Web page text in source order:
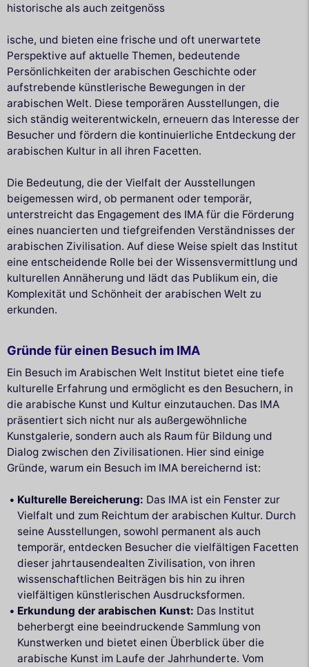
historische als auch zeitgenöss
ische, und bieten eine frische und oft unerwartete
Perspektive auf aktuelle Themen, bedeutende
Persönlichkeiten der arabischen Geschichte oder
aufstrebende künstlerische Bewegungen in der
arabischen Welt. Diese temporären Ausstellungen, die
sich ständig weiterentwickeln, erneuern das Interesse der
Besucher und fördern die kontinuierliche Entdeckung der
arabischen Kultur in all ihren Facetten.
Die Bedeutung, die der Vielfalt der Ausstellungen
beigemessen wird, ob permanent oder temporär,
unterstreicht das Engagement des IMA für die Förderung
eines nuancierten und tiefgreifenden Verständnisses der
arabischen Zivilisation. Auf diese Weise spielt das Institut
eine entscheidende Rolle bei der Wissensvermittlung und
kulturellen Annäherung und lädt das Publikum ein, die
Komplexität und Schönheit der arabischen Welt zu
erkunden.
Gründe für einen Besuch im IMA
Ein Besuch im Arabischen Welt Institut bietet eine tiefe
kulturelle Erfahrung und ermöglicht es den Besuchern, in
die arabische Kunst und Kultur einzutauchen. Das IMA
präsentiert sich nicht nur als außergewöhnliche
Kunstgalerie, sondern auch als Raum für Bildung und
Dialog zwischen den Zivilisationen. Hier sind einige
Gründe, warum ein Besuch im IMA bereichernd ist:
Kulturelle Bereicherung: Das IMA ist ein Fenster zur
Vielfalt und zum Reichtum der arabischen Kultur. Durch
seine Ausstellungen, sowohl permanent als auch
temporär, entdecken Besucher die vielfältigen Facetten
dieser jahrtausendealten Zivilisation, von ihren
wissenschaftlichen Beiträgen bis hin zu ihren
vielfältigen künstlerischen Ausdrucksformen.
Erkundung der arabischen Kunst: Das Institut
beherbergt eine beeindruckende Sammlung von
Kunstwerken und bietet einen Überblick über die
arabische Kunst im Laufe der Jahrhunderte. Vom